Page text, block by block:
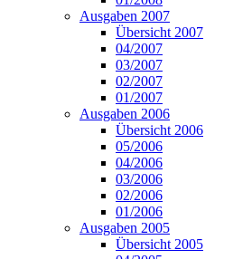
Ausgaben 2007
Übersicht 2007
04/2007
03/2007
02/2007
01/2007
Ausgaben 2006
Übersicht 2006
05/2006
04/2006
03/2006
02/2006
01/2006
Ausgaben 2005
Übersicht 2005